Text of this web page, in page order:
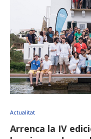
Actualitat
Arrenca la IV